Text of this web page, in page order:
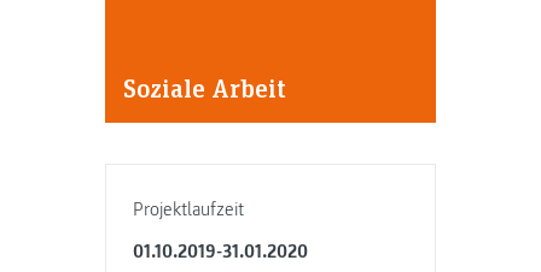
Soziale Arbeit
Projektlaufzeit
01.10.2019-31.01.2020